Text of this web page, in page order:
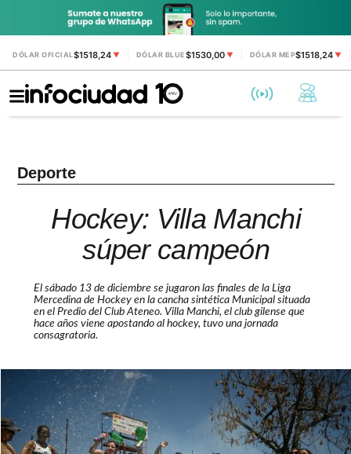
DÓLAR OFICIAL$1518,24 ▼ DÓLAR BLUE$1530,00 ▼ DÓLAR MEP$1518,24▼
Deporte
Hockey: Villa Manchi
súper campeón
El sábado 13 de diciembre se jugaron las finales de la Liga
Mercedina de Hockey en la cancha sintética Municipal situada
en el Predio del Club Ateneo. Villa Manchi, el club gilense que
hace años viene apostando al hockey, tuvo una jornada
consagratoria.